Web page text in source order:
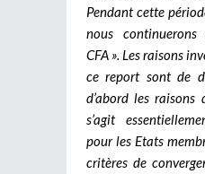
Pendant cette
nous
CFA ». Les raisons
ce report sont de
d’abord les raisons
s’agit
pour les Etats
critères de